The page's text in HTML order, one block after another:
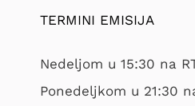
TERMINI EMISIJA
Nedeljom u 15:30 na
Ponedeljkom u 21:30